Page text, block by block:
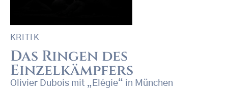
KRITIK
Das Ringen des
Einzelkämpfers
Olivier Dubois mit „Elégie“ in München